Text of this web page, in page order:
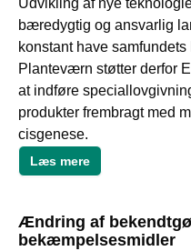
Udvikling af nye
bæredygtig og ansvarlig
konstant have
Planteværn støtter derfor
at indføre
produkter frembragt med
cisgenese.
Læs mere
Ændring af
bekæmpelsesmidler